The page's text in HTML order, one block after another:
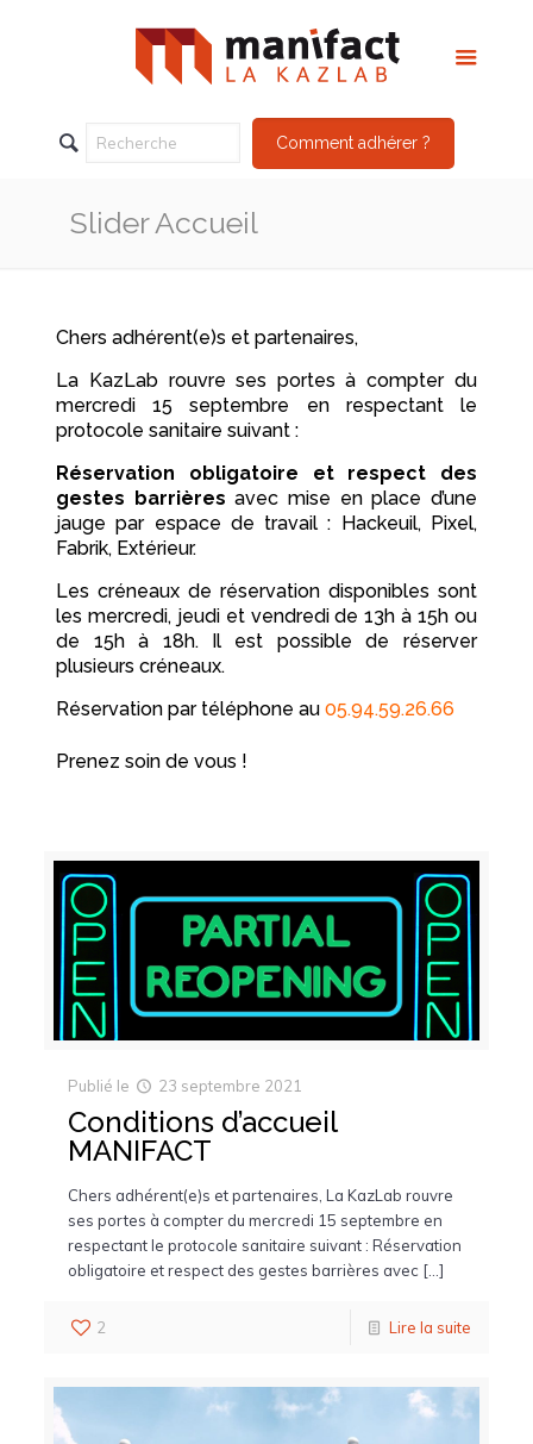
Comment adhérer ?
Slider Accueil
Chers adhérent(e)s et partenaires,
La KazLab rouvre ses portes à compter du
mercredi 15 septembre en respectant le
protocole sanitaire suivant :
Réservation obligatoire et respect des
gestes barrières avec mise en place d’une
jauge par espace de travail : Hackeuil, Pixel,
Fabrik, Extérieur.
Les créneaux de réservation disponibles sont
les mercredi, jeudi et vendredi de 13h à 15h ou
de 15h à 18h. Il est possible de réserver
plusieurs créneaux.
Réservation par téléphone au05.94.59.26.66
Prenez soin de vous !
Publié le 23 septembre 2021
Conditions d’accueil
MANIFACT
Chers adhérent(e)s et partenaires, La KazLab rouvre
ses portes à compter du mercredi 15 septembre en
respectant le protocole sanitaire suivant : Réservation
obligatoire et respect des gestes barrières avec […]
2 Lire la suite